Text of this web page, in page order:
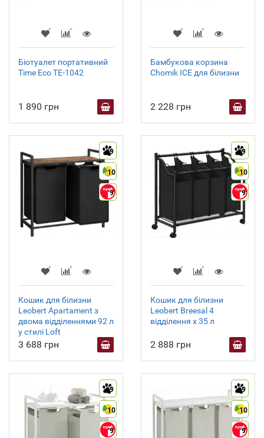
Біотуалет портативний
Time Eco ТЕ-1042
1 890 грн
Бамбукова корзина
Chomik ICE для білизни
2 228 грн
9
10
9
Кошик для білизни
Leobert Apartament з
двома відділеннями 92 л
у стилі Loft
3 688 грн
9
10
9
Кошик для білизни
Leobert Breesal 4
відділення х 35 л
2 888 грн
9
10
9
9
10
9